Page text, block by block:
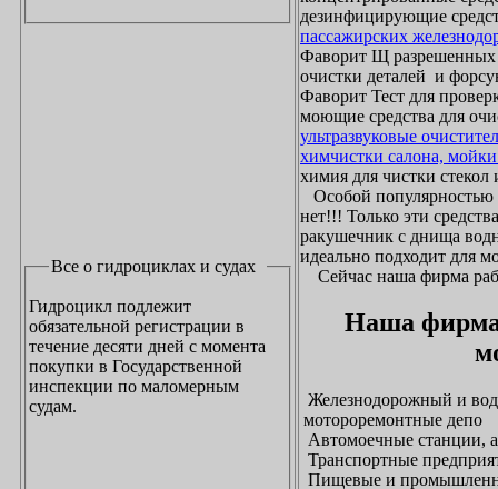
Все о гидроциклах и судах
Гидроцикл подлежит
обязательной регистрации в
течение десяти дней с момента
покупки в Государственной
инспекции по маломерным
судам.
дезинфицирующие
пассажирских
Фаворит Щ
очистки деталей и
Фаворит Тест для
моющие средства для
ультразвуковые
химчистки салона,
химия для чистки стекол
Особой популярностью
нет!!! Только эти
ракушечник с днища
идеально подходит для
Сейчас наша фирма
Наша фирма
Железнодорожный и
мотороремонтные депо
Автомоечные станции,
Транспортные
Пищевые и